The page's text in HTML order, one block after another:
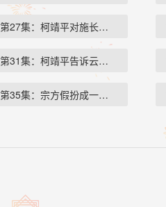
第27集：柯靖平对施长生说他误…
第31集：柯靖平告诉云弘深他可…
第35集：宗方假扮成一个老头子…